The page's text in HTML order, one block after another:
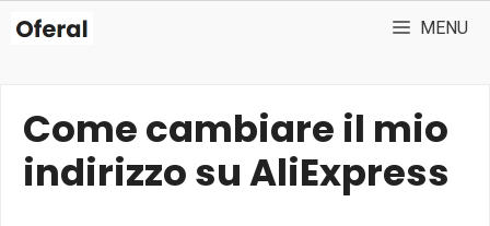
MENU
Come cambiare il mio
indirizzo su AliExpress